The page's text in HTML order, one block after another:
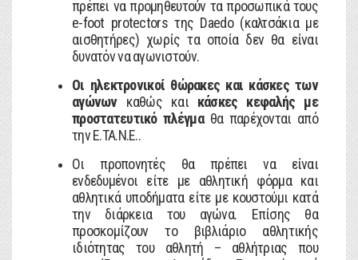
πρέπει να προμηθευτούν τα προσωπικά τους
e-foot protectors της Daedo (καλτσάκια με
αισθητήρες) χωρίς τα οποία δεν θα είναι
δυνατόν να αγωνιστούν.
Οι ηλεκτρονικοί θώρακες και κάσκες των
αγώνων καθώς και κάσκες κεφαλής με
προστατευτικό πλέγμα θα παρέχονται από
την Ε.ΤΑ.Ν.Ε..
Οι προπονητές θα πρέπει να είναι
ενδεδυμένοι είτε με αθλητική φόρμα και
αθλητικά υποδήματα είτε με κουστούμι κατά
την διάρκεια του αγώνα. Επίσης θα
προσκομίζουν το βιβλιάριο αθλητικής
ιδιότητας του αθλητή – αθλήτριας που